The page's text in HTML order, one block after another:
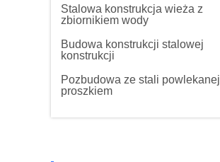
Stalowa konstrukcja wieża z
zbiornikiem wody
Budowa konstrukcji stalowej
konstrukcji
Pozbudowa ze stali powlekanej
proszkiem